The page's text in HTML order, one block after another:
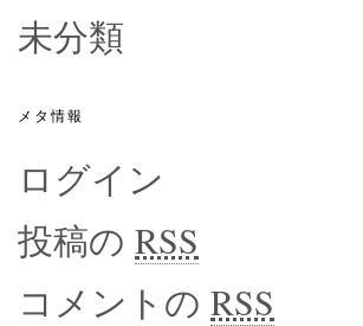
未分類
メタ情報
ログイン
投稿の RSS
コメントの RSS